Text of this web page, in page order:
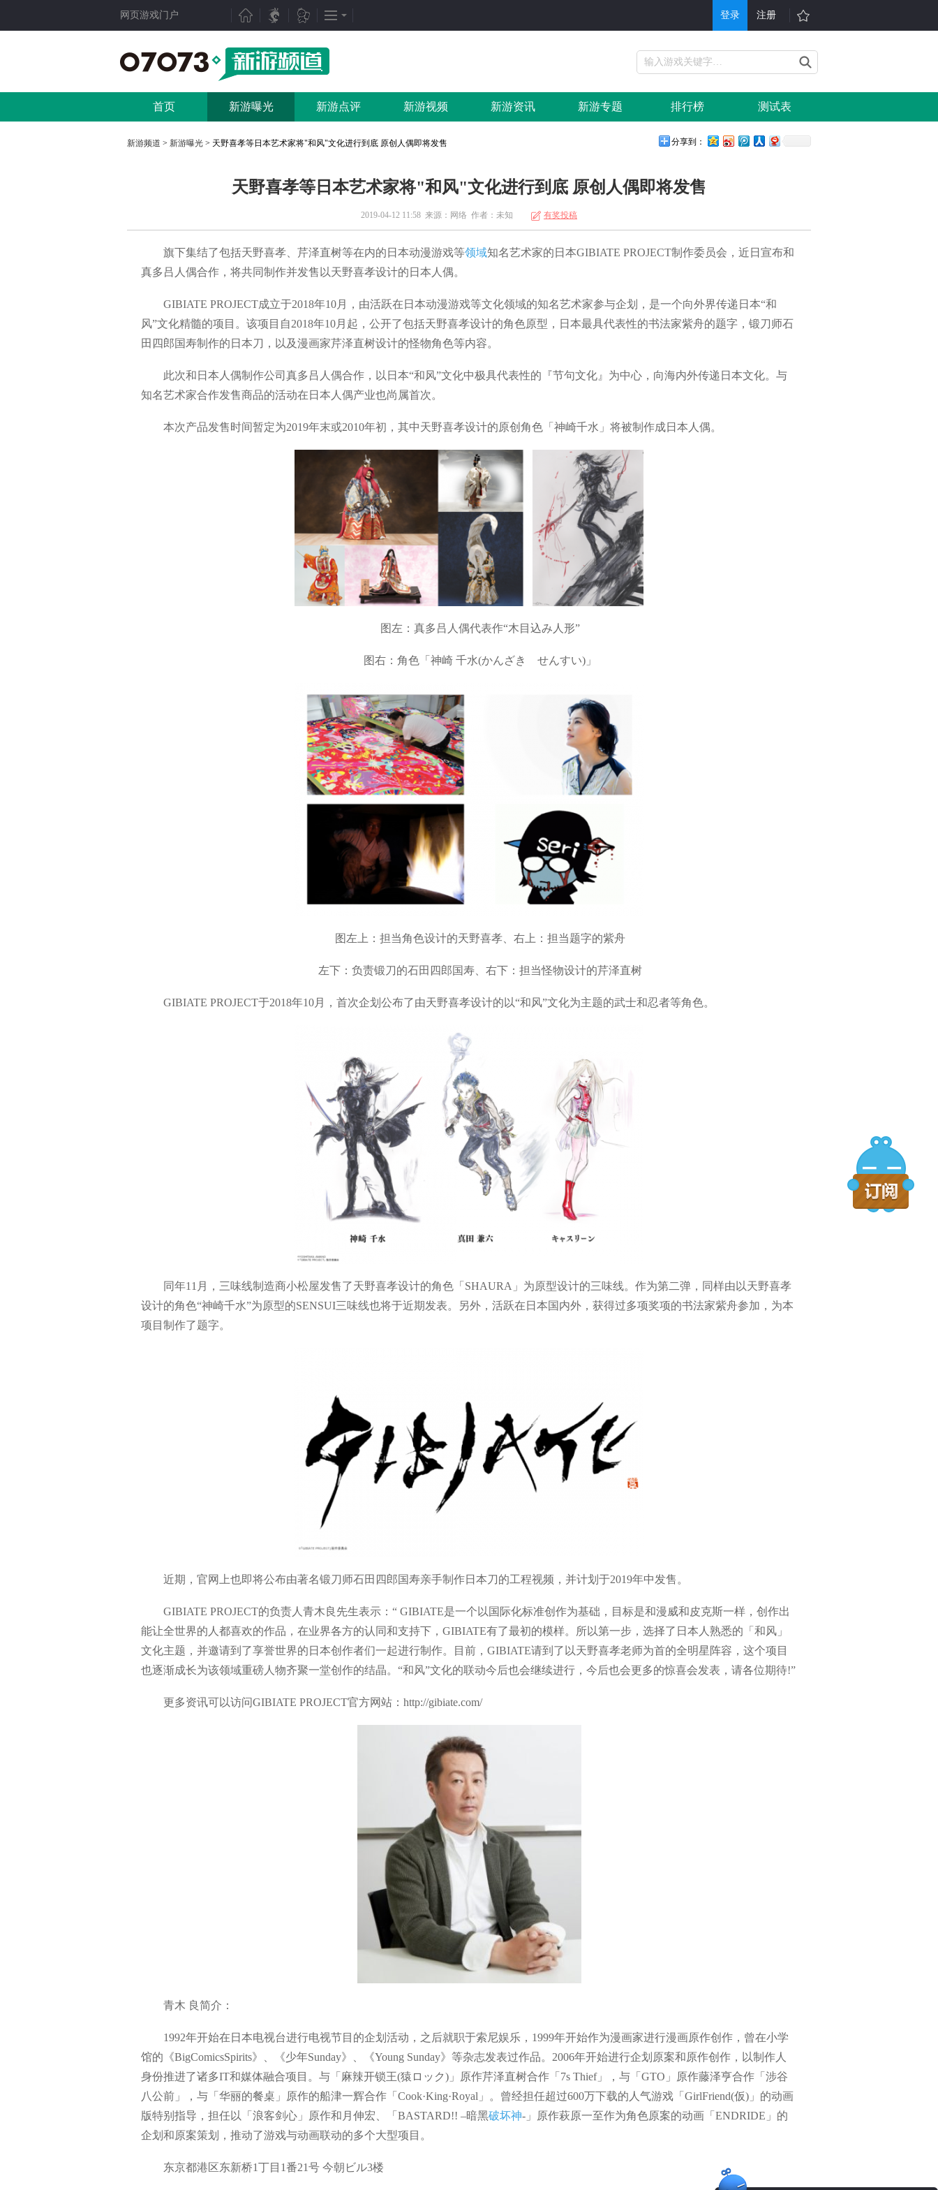
网页游戏门户 登录 注册
新游聚焦
新游点评
新游曝光
新游视频
产业动态
行业动态
07073视点
数据分析
厂商频道
新闻周刊
新游竞速
发号排行
游戏专题
更多专题
我是皇
太极崛起
荒野行动
刺激战场
找游戏
游戏大全
打折充值
开服表
单机游戏
H5游戏平台
游戏问答
首页 新游曝光 新游点评 新游视频 新游资讯 新游专题 排行榜 测试表
分享到：
新游频道 > 新游曝光 > 天野喜孝等日本艺术家将"和风"文化进行到底 原创人偶即将发售
天野喜孝等日本艺术家将"和风"文化进行到底 原创人偶即将发售
2019-04-12 11:58 来源： 网络 作者： 未知 有奖投稿
旗下集结了包括天野喜孝、芹泽直树等在内的日本动漫游戏等领域知名艺术家的日本GIBIATE PROJECT制作委员会，近日宣布和
真多吕人偶合作，将共同制作并发售以天野喜孝设计的日本人偶。
GIBIATE PROJECT成立于2018年10月，由活跃在日本动漫游戏等文化领域的知名艺术家参与企划，是一个向外界传递日本“和
风”文化精髓的项目。该项目自2018年10月起，公开了包括天野喜孝设计的角色原型，日本最具代表性的书法家紫舟的题字，锻刀师石
田四郎国寿制作的日本刀，以及漫画家芹泽直树设计的怪物角色等内容。
此次和日本人偶制作公司真多吕人偶合作，以日本“和风”文化中极具代表性的『节句文化』为中心，向海内外传递日本文化。与
知名艺术家合作发售商品的活动在日本人偶产业也尚属首次。
本次产品发售时间暂定为2019年末或2010年初，其中天野喜孝设计的原创角色「神崎千水」将被制作成日本人偶。
图左：真多吕人偶代表作“木目込み人形”
图右：角色「神崎 千水(かんざき せんすい)」
图左上：担当角色设计的天野喜孝、右上：担当题字的紫舟
左下：负责锻刀的石田四郎国寿、右下：担当怪物设计的芹泽直树
GIBIATE PROJECT于2018年10月，首次企划公布了由天野喜孝设计的以“和风”文化为主题的武士和忍者等角色。
同年11月，三味线制造商小松屋发售了天野喜孝设计的角色「SHAURA」为原型设计的三味线。作为第二弹，同样由以天野喜孝
设计的角色“神崎千水”为原型的SENSUI三味线也将于近期发表。另外，活跃在日本国内外，获得过多项奖项的书法家紫舟参加，为本
项目制作了题字。
近期，官网上也即将公布由著名锻刀师石田四郎国寿亲手制作日本刀的工程视频，并计划于2019年中发售。
GIBIATE PROJECT的负责人青木良先生表示：“ GIBIATE是一个以国际化标准创作为基础，目标是和漫威和皮克斯一样，创作出
能让全世界的人都喜欢的作品，在业界各方的认同和支持下，GIBIATE有了最初的模样。所以第一步，选择了日本人熟悉的「和风」
文化主题，并邀请到了享誉世界的日本创作者们一起进行制作。目前，GIBIATE请到了以天野喜孝老师为首的全明星阵容，这个项目
也逐渐成长为该领域重磅人物齐聚一堂创作的结晶。“和风”文化的联动今后也会继续进行，今后也会更多的惊喜会发表，请各位期待!”
更多资讯可以访问GIBIATE PROJECT官方网站：http://gibiate.com/
青木 良简介：
1992年开始在日本电视台进行电视节目的企划活动，之后就职于索尼娱乐，1999年开始作为漫画家进行漫画原作创作，曾在小学
馆的《BigComicsSpirits》、《少年Sunday》、《Young Sunday》等杂志发表过作品。2006年开始进行企划原案和原作创作，以制作人
身份推进了诸多IT和媒体融合项目。与「麻辣开锁王(猿ロック)」原作芹泽直树合作「7s Thief」，与「GTO」原作藤泽亨合作「涉谷
八公前」，与「华丽的餐桌」原作的船津一辉合作「Cook·King·Royal」。曾经担任超过600万下载的人气游戏「GirlFriend(仮)」的动画
版特别指导，担任以「浪客剑心」原作和月伸宏、「BASTARD!! –暗黑破坏神-」原作萩原一至作为角色原案的动画「ENDRIDE」的
企划和原案策划，推动了游戏与动画联动的多个大型项目。
东京都港区东新桥1丁目1番21号 今朝ビル3楼